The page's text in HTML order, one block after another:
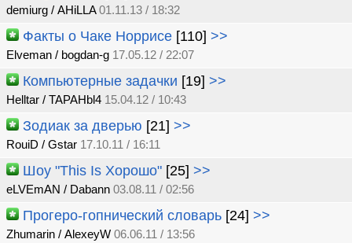
demiurg / AHiLLA01.11.13 / 18:32
Факты о Чаке Норрисе [110] >>
Elveman / bogdan-g 17.05.12 / 22:07
Компьютерные задачки [19] >>
Helltar / TAPAHbl4 15.04.12 / 10:43
Зодиак за дверью [21] >>
RouiD / Gstar 17.10.11 / 16:11
Шоу "This Is Хорошо" [25] >>
eLVEmAN / Dabann 03.08.11 / 02:56
Прогеро-гопнический словарь [24] >>
Zhumarin / AlexeyW 06.06.11 / 13:56